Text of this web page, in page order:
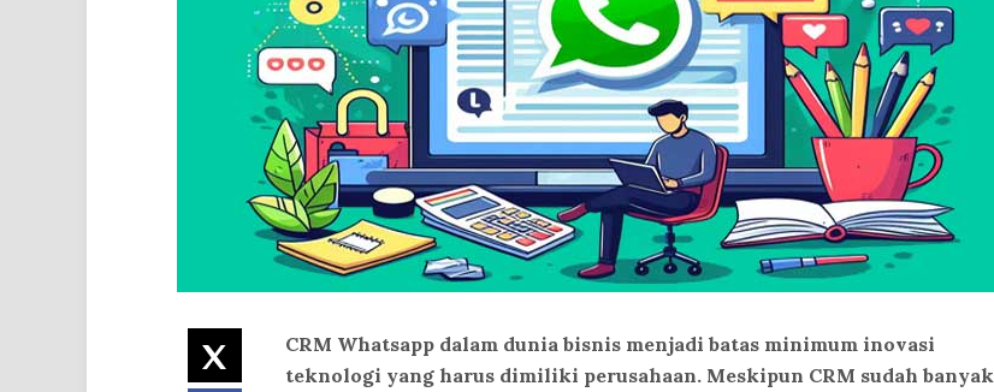
TwitterCRM Whatsapp dalam dunia bisnis menjadi batas minimum inovasi
teknologi yang harus dimiliki perusahaan. Meskipun CRM sudah banyak